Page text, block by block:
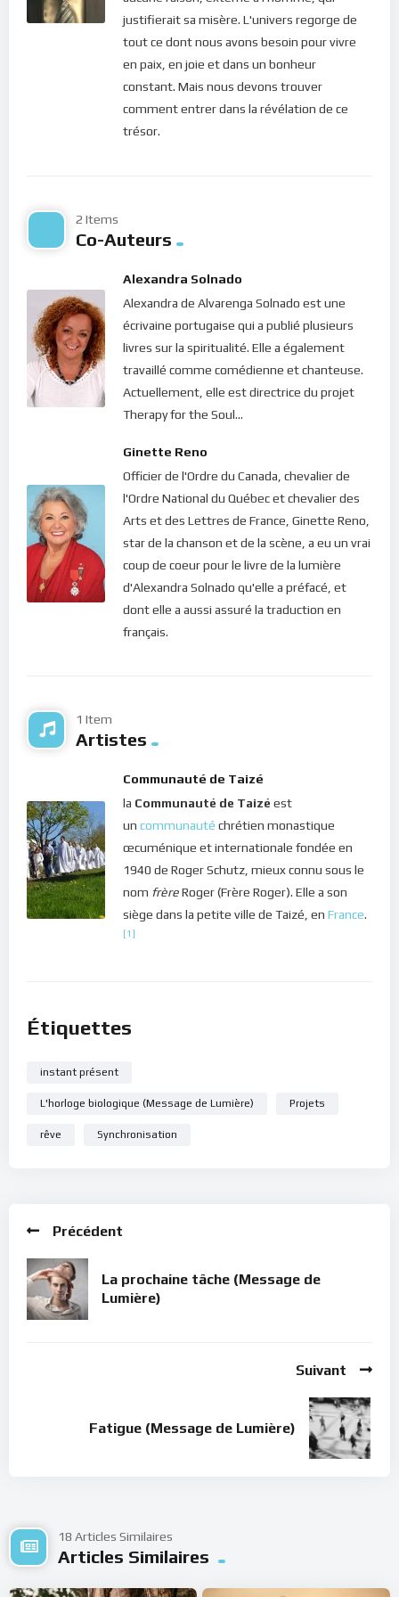
garde, ces choses peuvent facilement nous prendre notre
énergie et nous épuiser. Ainsi, le Seigneur nous demande,
pour éviter les frustrations d’un vieux rêve difficile à réaliser,
de nous aligner sur ses projets à lui. “Le plan du Seigneur
demeure pour toujours, les projets de son cœur subsistent
d’âge en âge.”, dit le roi David (Psaume 33, 11). Et pourquoi ?
Nos projets doivent être en adéquation avec les volontés de
soient les désirs qui jaillissent du fond de notre cœur, ils
doivent trouver leurs racines dans l’instant présent afin d’être
synchronisé avec ce que nous dégageons ici et maintenant.
Voilà la condition pour accroitre les chances de leur réalisation.
Autrement, où pourrons-nous bien trouver les ressources
pour y arriver ? Lorsque nos rêves sont alignés avec la volonté
de Dieu, il met toujours à notre disposition les ressources
devons oublier nos vieux rêves. Nous devons méditer pour
apprendre à détecter les vibrations de notre cœur
Dans le silence de ton être intérieur, écoute ce message de
lumière.
Bonne méditation.
justifierait sa misère. L'univers regorge de
tout ce dont nous avons besoin pour vivre
en paix, en joie et dans un bonheur
constant. Mais nous devons trouver
comment entrer dans la révélation de ce
trésor.
2 Items
Co-Auteurs
Alexandra Solnado
Alexandra de Alvarenga Solnado est une
écrivaine portugaise qui a publié plusieurs
livres sur la spiritualité. Elle a également
travaillé comme comédienne et chanteuse.
Actuellement, elle est directrice du projet
Therapy for the Soul...
Ginette Reno
Officier de l'Ordre du Canada, chevalier de
l'Ordre National du Québec et chevalier des
Arts et des Lettres de France, Ginette Reno,
star de la chanson et de la scène, a eu un vrai
coup de coeur pour le livre de la lumière
d'Alexandra Solnado qu'elle a préfacé, et
dont elle a aussi assuré la traduction en
français.
1 Item
Artistes
Communauté de Taizé
la Communauté de Taizé est
un communauté chrétien monastique
œcuménique et internationale fondée en
1940 de Roger Schutz, mieux connu sous le
nom frèreRoger (Frère Roger). Elle a son
siège dans la petite ville de Taizé, en France.
[1]
Étiquettes
instant présent
L'horloge biologique (Message de Lumière) Projets
rêve Synchronisation
Précédent
La prochaine tâche (Message de
Lumière)
Suivant
Fatigue (Message de Lumière)
18 Articles Similaires
Articles Similaires